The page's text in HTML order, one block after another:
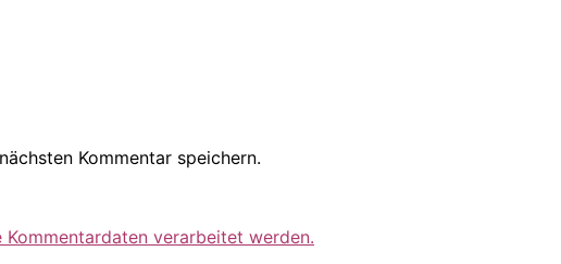
Kommentar speichern.
Kommentardaten verarbeitet werden.